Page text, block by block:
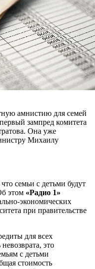
амнистию для семей
зампред комитета
Она уже
Михаилу
семьи с детьми будут
этом «Радио 1»
экономических
при правительстве
для всех
это
с детьми
стоимость